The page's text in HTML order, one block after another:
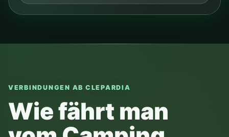
Straßenbahn + Spaziergang durchs Zentrum
meist 30–40 Min.
Gut mit Altstadt, Planty und Spaziergang an der